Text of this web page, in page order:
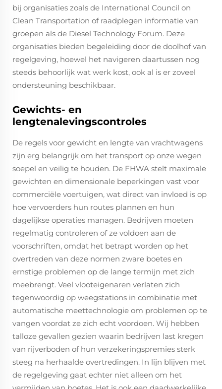
bij organisaties zoals de International Council on
Clean Transportation of raadplegen informatie van
groepen als de Diesel Technology Forum. Deze
organisaties bieden begeleiding door de doolhof van
regelgeving, hoewel het navigeren daartussen nog
steeds behoorlijk wat werk kost, ook al is er zoveel
ondersteuning beschikbaar.
Gewichts- en
lengtenalevingscontroles
De regels voor gewicht en lengte van vrachtwagens
zijn erg belangrijk om het transport op onze wegen
soepel en veilig te houden. De FHWA stelt maximale
gewichten en dimensionale beperkingen vast voor
commerciële voertuigen, wat direct van invloed is op
hoe vervoerders hun routes plannen en hun
dagelijkse operaties managen. Bedrijven moeten
regelmatig controleren of ze voldoen aan de
voorschriften, omdat het betrapt worden op het
overtreden van deze normen zware boetes en
ernstige problemen op de lange termijn met zich
meebrengt. Veel vlooteigenaren verlaten zich
tegenwoordig op weegstations in combinatie met
automatische meettechnologie om problemen op te
vangen voordat ze zich echt voordoen. Wij hebben
talloze gevallen gezien waarin bedrijven last kregen
van rijverboden of hun verzekeringspremies sterk
steeg na herhaalde overtredingen. In lijn blijven met
de regelgeving gaat echter niet alleen om het